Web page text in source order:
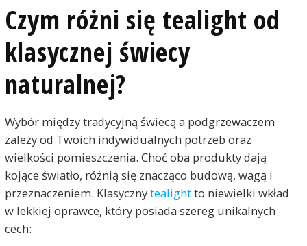
Czym różni się tealight od
klasycznej świecy
naturalnej?
Wybór między tradycyjną świecą a podgrzewaczem
zależy od Twoich indywidualnych potrzeb oraz
wielkości pomieszczenia. Choć oba produkty dają
kojące światło, różnią się znacząco budową, wagą i
przeznaczeniem. Klasycznytealightto niewielki wkład
w lekkiej oprawce, który posiada szereg unikalnych
cech: